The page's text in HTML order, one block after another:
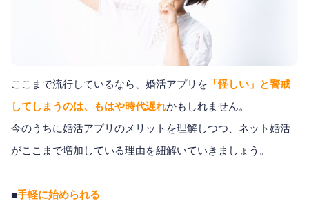
ここまで流行しているなら、婚活アプリを 「怪しい」と警戒
してしまうのは、もはや時代遅れかもしれません。
今のうちに婚活アプリのメリットを理解しつつ、ネット婚活
がここまで増加している理由を紐解いていきましょう。
■手軽に始められる